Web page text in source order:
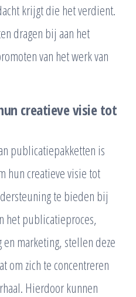
krijgt die het verdient.
dragen bij aan het
van het werk van
creatieve visie tot
publicatiepakketten is
hun creatieve visie tot
te bieden bij
het publicatieproces,
marketing, stellen deze
om zich te concentreren
Hierdoor kunnen